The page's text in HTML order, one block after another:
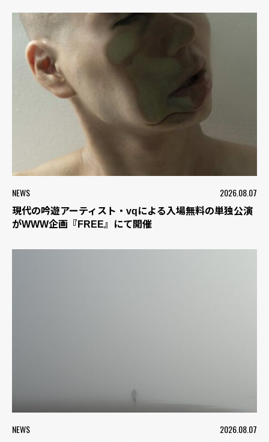
NEWS 2026.08.07
現代の吟遊アーティスト・vqによる入場無料の単独公演
がWWW企画『FREE』にて開催
NEWS 2026.08.07